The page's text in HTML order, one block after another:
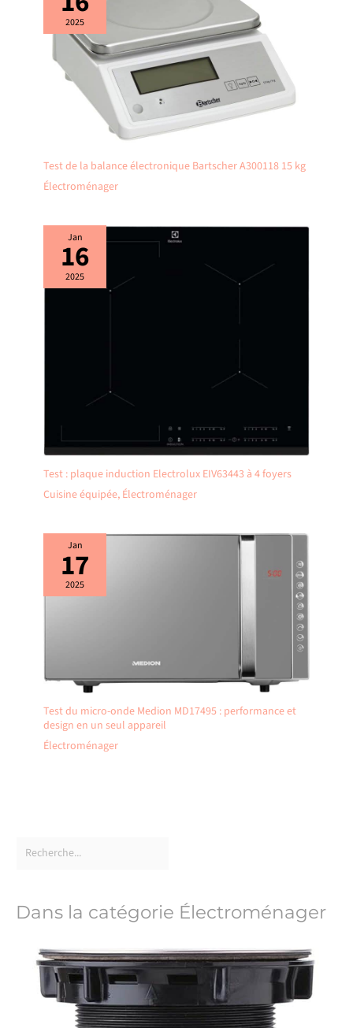
2025
Test de la balance électronique Bartscher A300118 15 kg
Électroménager
Jan
16
2025
Test : plaque induction Electrolux EIV63443 à 4 foyers
Cuisine équipée, Électroménager
Jan
17
2025
Test du micro-onde Medion MD17495 : performance et
design en un seul appareil
Électroménager
Dans la catégorie Électroménager